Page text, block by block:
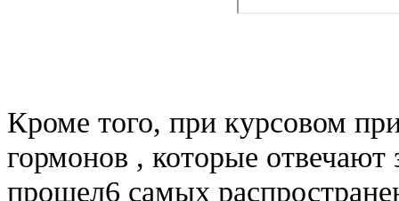
Кроме того, при курсовом
гормонов , которые
прошел6 самых